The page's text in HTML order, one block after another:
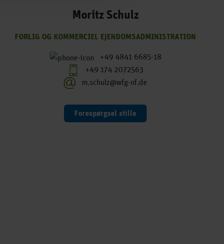
Moritz Schulz
FORLIG OG KOMMERCIEL EJENDOMSADMINISTRATION
+49 4841 6685-18
+49 174 2072563
m.schulz@wfg-nf.de
Forespørgsel stille